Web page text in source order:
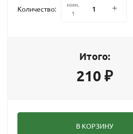
Количество:
мин.
1
Итого:
210 ₽
В КОРЗИНУ